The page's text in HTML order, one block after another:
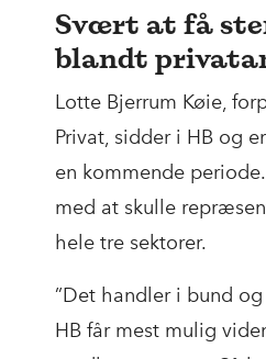
Svært at få
blandt
Lotte Bjerrum Køie,
Privat, sidder i HB og
en kommende
med at skulle
hele tre sektorer.
”Det handler i bund
HB får mest mulig